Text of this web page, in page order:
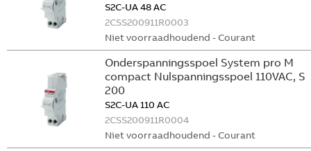
S2C-UA 48 AC
2CSS200911R0003
Niet voorraadhoudend - Courant
Onderspanningsspoel System pro M
compact Nulspanningsspoel 110VAC, S
200
S2C-UA 110 AC
2CSS200911R0004
Niet voorraadhoudend - Courant